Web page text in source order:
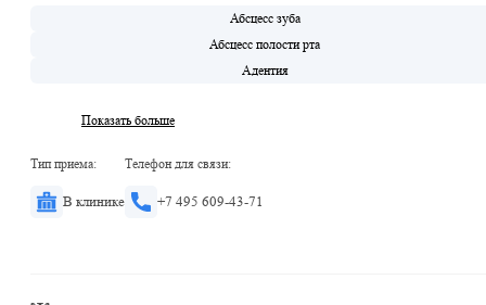
Абсцесс зуба
Абсцесс полости рта
Адентия
Показать больше
Тип приема:
В клинике
Телефон для связи:
+7 495 609-43-71